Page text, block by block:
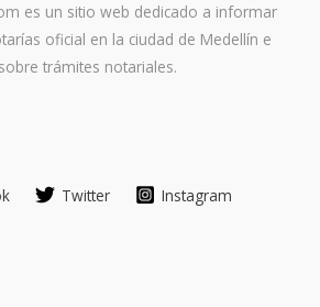
es un sitio web dedicado a informar
oficial en la ciudad de Medellín e
trámites notariales.
Twitter Instagram